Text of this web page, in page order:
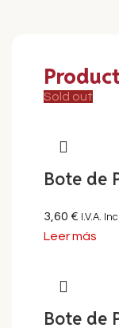
Sold out
Bote de
3,60 € I.V.A.
Leer más
Bote de